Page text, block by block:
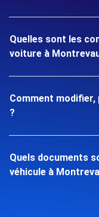
Quelles sont les
voiture à
Comment
?
Quels documents
véhicule à